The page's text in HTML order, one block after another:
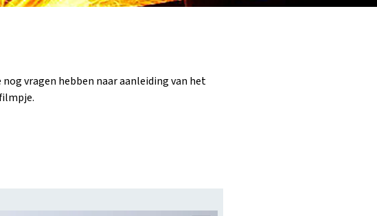
vragen hebben naar aanleiding van het